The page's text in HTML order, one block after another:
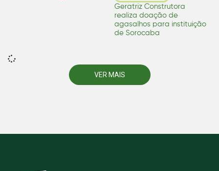
Geratriz Construtora
realiza doação de
agasalhos para instituição
de Sorocaba
VER MAIS